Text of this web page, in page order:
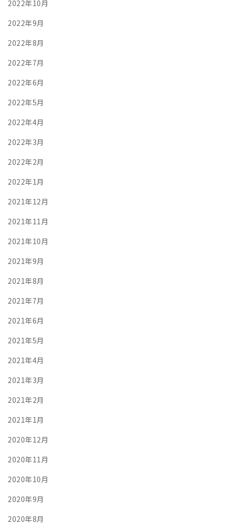
2022年10月
2022年9月
2022年8月
2022年7月
2022年6月
2022年5月
2022年4月
2022年3月
2022年2月
2022年1月
2021年12月
2021年11月
2021年10月
2021年9月
2021年8月
2021年7月
2021年6月
2021年5月
2021年4月
2021年3月
2021年2月
2021年1月
2020年12月
2020年11月
2020年10月
2020年9月
2020年8月